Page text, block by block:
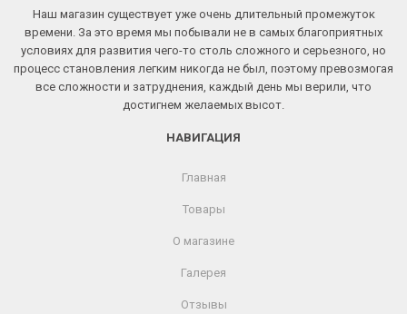
Наш магазин существует уже очень длительный промежуток
времени. За это время мы побывали не в самых благоприятных
условиях для развития чего-то столь сложного и серьезного, но
процесс становления легким никогда не был, поэтому превозмогая
все сложности и затруднения, каждый день мы верили, что
достигнем желаемых высот.
НАВИГАЦИЯ
Главная
Товары
О магазине
Галерея
Отзывы